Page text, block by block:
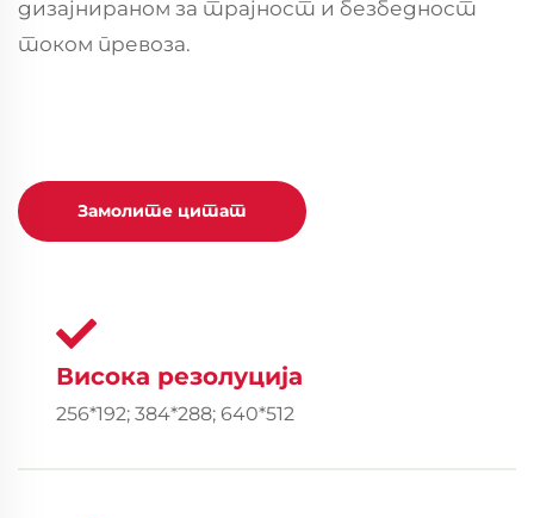
дизајнираном за трајност и безбедност
током превоза.
Замолите цитат
Висока резолуција
256*192; 384*288; 640*512